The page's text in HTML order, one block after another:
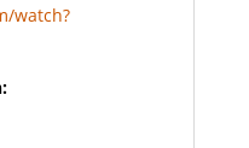
watch?